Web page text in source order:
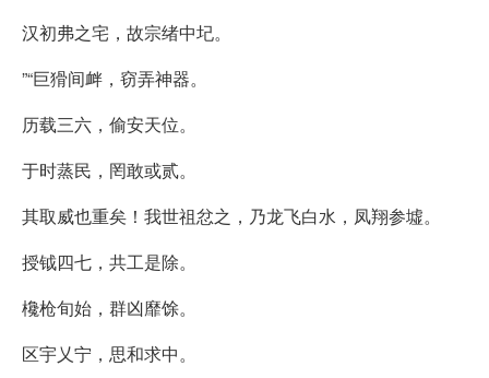
汉初弗之宅，故宗绪中圮。
”“巨猾间衅，窃弄神器。
历载三六，偷安天位。
于时蒸民，罔敢或贰。
其取威也重矣！我世祖忿之，乃龙飞白水，凤翔参墟。
授钺四七，共工是除。
欃枪旬始，群凶靡馀。
区宇乂宁，思和求中。